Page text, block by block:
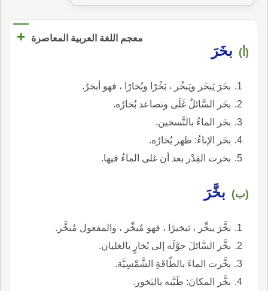
معجم اللغة العربية المعاصرة +
(أ) بخَرَ
بخَرَ يَبخَر ويَبخُر ، بَخْرًا وبُخارًا ، فهو أبخرُ.
بخَر السَّائلُ غَلَى وتصاعد بُخارُه.
بخَر الماءُ بالتَّسخين.
بخَر الإناءُ: ظهر بُخارُه.
بخرت القِدْر بعد أن غلى الماءُ فيها.
(ب) بخَّرَ
بخَّرَ يبخِّر ، تبخيرًا ، فهو مُبخِّر ، والمفعول مُبخَّر.
بخَّر السَّائلَ حوَّلَه إلى بُخارٍ بالغليان.
بخَّرت الماءَ بالطّاقَةِ الشَّمْسِيَّة.
بخَّر المكانَ: طَيَّبه بالبَخور.